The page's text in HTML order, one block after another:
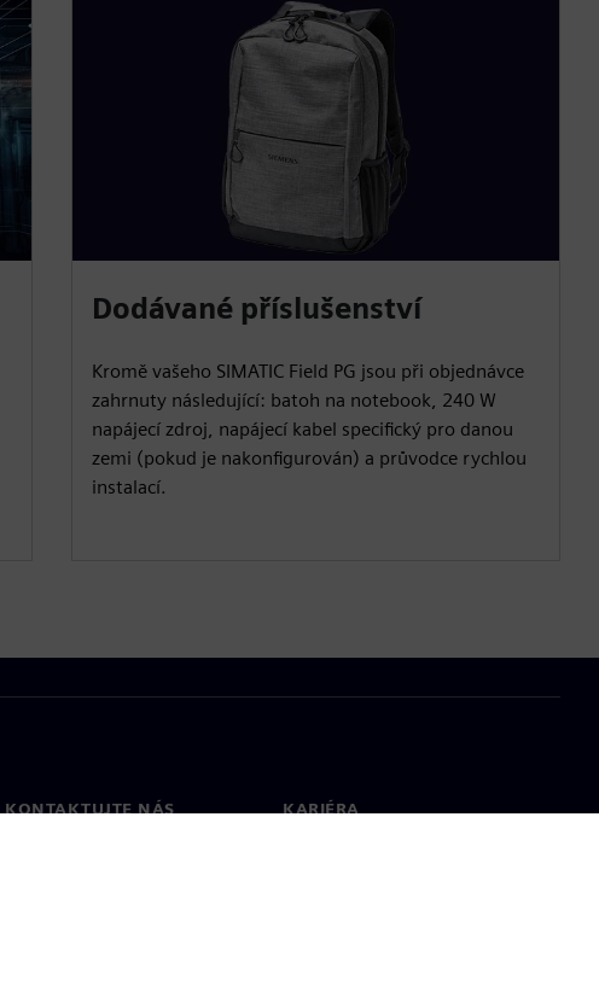
Dodávané příslušenství
Kromě vašeho SIMATIC Field PG jsou při objednávce
zahrnuty následující: batoh na notebook, 240 W
napájecí zdroj, napájecí kabel specifický pro danou
zemi (pokud je nakonfigurován) a průvodce rychlou
instalací.
KONTAKTUJTE NÁS KARIÉRA